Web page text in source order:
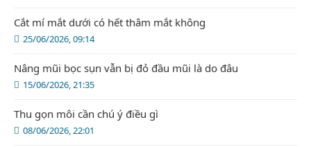
25/06/2026, 09:14
Cắt mí mắt dưới có hết thâm mắt không
15/06/2026, 21:35
Nâng mũi bọc sụn vẫn bị đỏ đầu mũi là do đâu
08/06/2026, 22:01
Thu gọn môi cần chú ý điều gì